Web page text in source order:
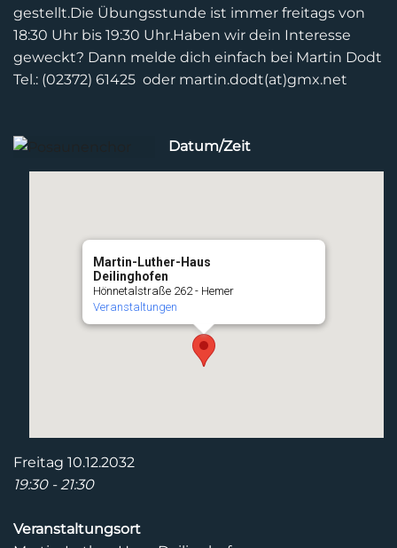
gestellt.Die Übungsstunde ist immer freitags von
18:30 Uhr bis 19:30 Uhr.Haben wir dein Interesse
geweckt? Dann melde dich einfach bei Martin Dodt
Tel.: (02372) 61425 oder martin.dodt(at)gmx.net
Martin-Luther-Haus
Deilinghofen
Hönnetalstraße 262 - Hemer
Veranstaltungen
Datum/Zeit
Freitag 10.12.2032
19:30 - 21:30
Veranstaltungsort